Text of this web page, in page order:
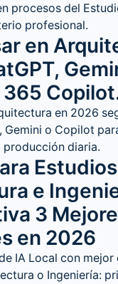
procesos del
profesional.
en
en 2026
Gemini o Copilot
diaria.
e
3
en 2026
IA Local con mejor
o Ingeniería: